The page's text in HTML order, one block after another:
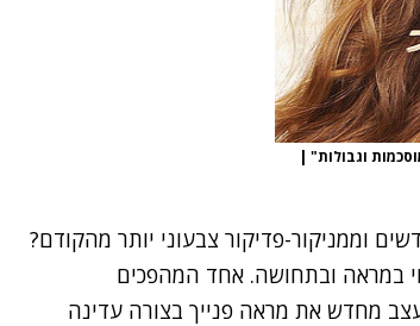
וגבולות" |
וממניקור-פדיקור צבעוני יותר מהקודם?
במראה ובתחושה. אחד המהפכים
מחדש את מראה פנייך בצורה עדינה